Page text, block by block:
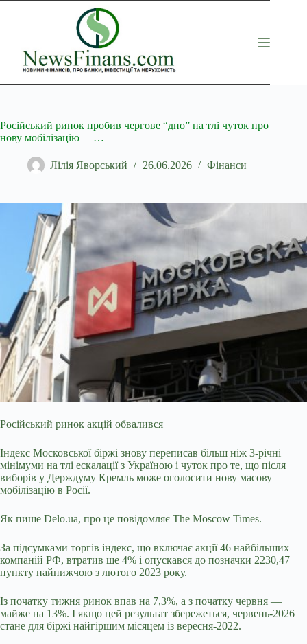
Перейти
Російський ринок пробив чергове “дно” на тлі чуток про
нову мобілізацію —…
Лілія Яворський 26.06.2026 Фінанси
Російський ринок акцій обвалився
Індекс Московської біржі знову переписав більш ніж 3-річні
мінімуми на тлі ескалації з Україною і чуток про те, що після
виборів у Держдуму Кремль може оголосити нову масову
мобілізацію в Росії.
Як пише Delo.ua, про це повідомляє The Moscow Times.
За підсумками торгів індекс, що включає акції 46 найбільших
компаній РФ, втратив ще 4% і опускався до позначки 2230,47
пункту найнижчою з лютого 2023 року.
Із початку тижня ринок впав на 7,3%, а з початку червня —
майже на 13%. І якщо цей результат збережеться, червень-2026
стане для біржі найгіршим місяцем із вересня-2022.